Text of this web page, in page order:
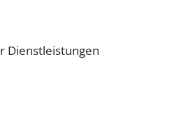
Dienstleistungen